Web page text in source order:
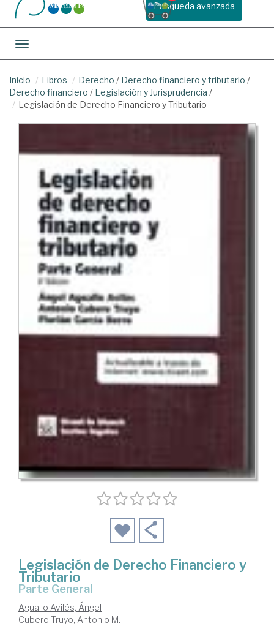
Busqueda avanzada
Toggle navigation
Inicio Libros Derecho / Derecho financiero y tributario /
Derecho financiero / Legislación y Jurisprudencia /
Legislación de Derecho Financiero y Tributario
Legislación de Derecho Financiero y
Tributario
Parte General
Aguallo Avilés, Ángel
Cubero Truyo, Antonio M.